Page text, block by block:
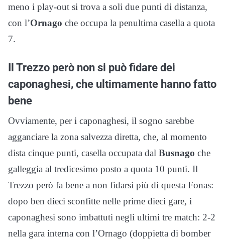
meno i play-out si trova a soli due punti di distanza,
con l’Ornago che occupa la penultima casella a quota
7.
Il Trezzo però non si può fidare dei
caponaghesi, che ultimamente hanno fatto
bene
Ovviamente, per i caponaghesi, il sogno sarebbe
agganciare la zona salvezza diretta, che, al momento
dista cinque punti, casella occupata dal Busnago che
galleggia al tredicesimo posto a quota 10 punti. Il
Trezzo però fa bene a non fidarsi più di questa Fonas:
dopo ben dieci sconfitte nelle prime dieci gare, i
caponaghesi sono imbattuti negli ultimi tre match: 2-2
nella gara interna con l’Ornago (doppietta di bomber